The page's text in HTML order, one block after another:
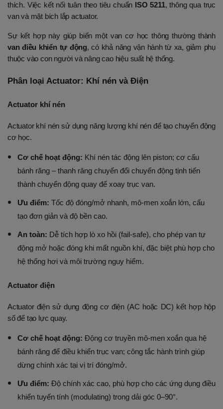
thích. Việc kết nối tuân theo tiêu chuẩn ISO 5211, thông qua trục
van và mặt bích lắp actuator.
van điều khiển tự động, có khả năng vận hành từ xa, giảm phụ
thuộc vào con người và nâng cao hiệu suất hệ thống.
Phân loại Actuator: Khí nén và Điện
Actuator khí nén
Actuator khí nén sử dụng năng lượng khí nén để tạo chuyển động
cơ học.
Cơ chế hoạt động: Khí nén tác động lên piston; cơ cấu
bánh răng – thanh răng chuyển đổi chuyển động tịnh tiến
thành chuyển động quay để xoay trục van.
Ưu điểm: Tốc độ đóng/mở nhanh, mô-men xoắn lớn, cấu
tạo đơn giản và độ bền cao.
An toàn: Dễ tích hợp lò xo hồi (fail-safe), cho phép van tự
động mở hoặc đóng khi mất nguồn khí, đặc biệt phù hợp cho
hệ thống hơi và môi trường nguy hiểm.
Actuator điện
Actuator điện sử dụng động cơ điện (AC hoặc DC) kết hợp hộp
số để tạo lực quay.
Cơ chế hoạt động: Động cơ truyền mô-men xoắn qua hệ
bánh răng để điều khiển trục van; công tắc hành trình giúp
dừng chính xác tại vị trí đóng/mở.
Ưu điểm: Độ chính xác cao, phù hợp cho các ứng dụng điều
khiển tuyến tính (modulating) trong dải góc 0–90°.